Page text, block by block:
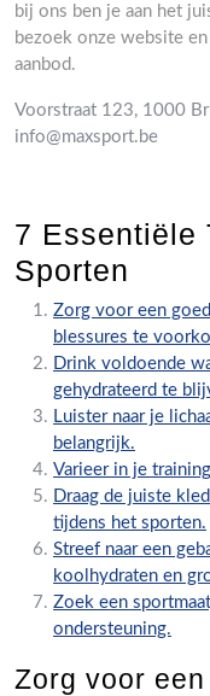
bij ons ben je aan het
bezoek onze website
aanbod.
Voorstraat 123, 1000
info@maxsport.be
7 Essentiële
Sporten
Zorg voor een
blessures te
Drink voldoende
gehydrateerd te
Luister naar je
belangrijk.
Varieer in je
Draag de juiste
tijdens het sporten.
Streef naar een
koolhydraten en
Zoek een
ondersteuning.
Zorg voor